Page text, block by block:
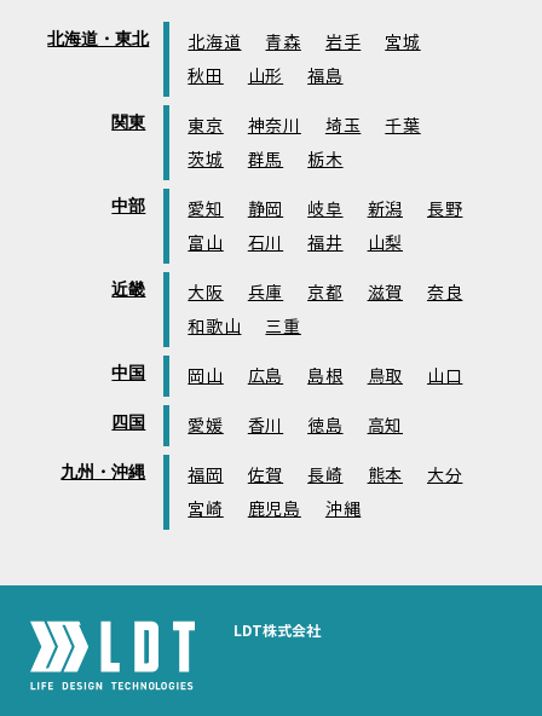
北海道・東北 北海道 青森 岩手
宮城
秋田
山形 福島
関東 東京 神奈川 埼玉
千葉
茨城
群馬 栃木
中部 愛知 静岡 岐阜 新潟
長野
富山
石川 福井 山梨
近畿 大阪 兵庫 京都 滋賀
奈良
和歌山
三重
中国 岡山 広島 島根 鳥取 山口
四国 愛媛 香川 徳島 高知
九州・沖縄 福岡 佐賀 長崎 熊本
大分
宮崎
鹿児島 沖縄
LDT株式会社